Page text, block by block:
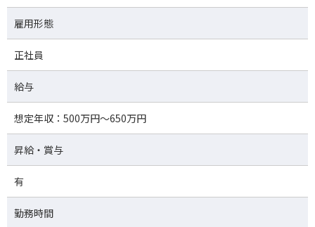
雇用形態
正社員
給与
想定年収：500万円～650万円
昇給・賞与
有
勤務時間